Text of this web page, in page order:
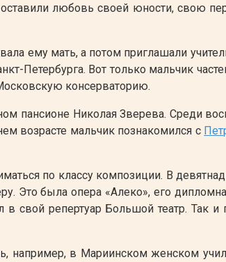
любовь своей юности, свою
ему мать, а потом приглашали
Петербурга. Вот только мальчик
консерваторию.
пансионе Николая Зверева. Среди
возрасте мальчик познакомился с
по классу композиции. В
Это была опера «Алеко», его
репертуар Большой театр. Так и
например, в Мариинском женском